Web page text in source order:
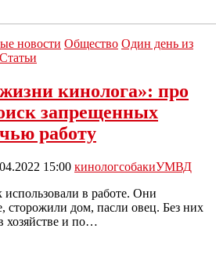
новости Общество Один день из
Статьи
кинолога»: про
запрещенных
работу
15:00 кинологсобакиУМВД
в работе. Они
сторожили дом, пасли овец. Без них
хозяйстве и по…